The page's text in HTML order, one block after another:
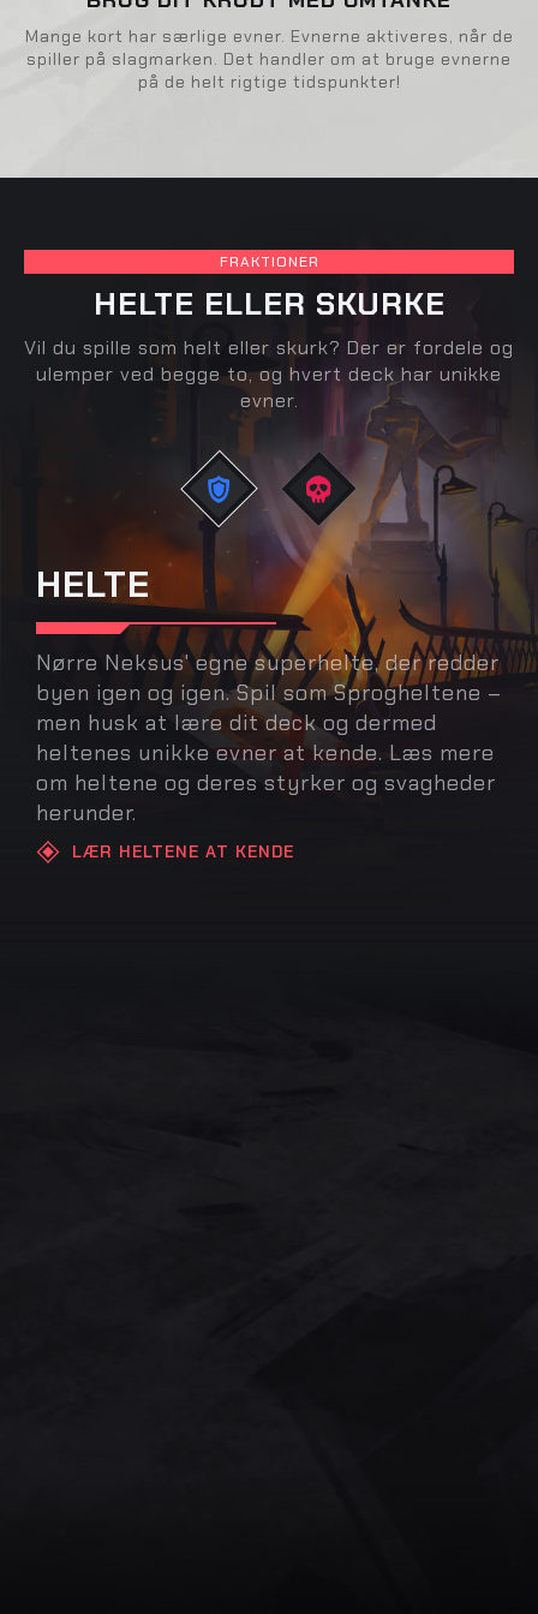
Mange kort har særlige evner. Evnerne aktiveres, når de
spiller på slagmarken. Det handler om at bruge evnerne
på de helt rigtige tidspunkter!
FRAKTIONER
HELTE ELLER SKURKE
Vil du spille som helt eller skurk? Der er fordele og
ulemper ved begge to, og hvert deck har unikke
evner.
HELTE
Nørre Neksus' egne superhelte, der redder
byen igen og igen. Spil som Sprogheltene –
men husk at lære dit deck og dermed
heltenes unikke evner at kende. Læs mere
om heltene og deres styrker og svagheder
herunder.
LÆR HELTENE AT KENDE